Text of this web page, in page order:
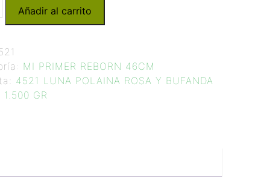
Añadir al carrito
MI PRIMER REBORN 46CM
4521 LUNA POLAINA ROSA Y BUFANDA
GR